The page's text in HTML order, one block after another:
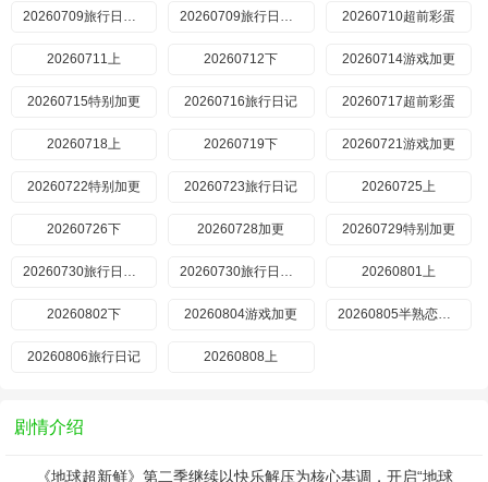
20260709旅行日记上 20260709旅行日记下 20260710超前彩蛋
20260711上 20260712下 20260714游戏加更
20260715特别加更 20260716旅行日记 20260717超前彩蛋
20260718上 20260719下 20260721游戏加更
20260722特别加更 20260723旅行日记 20260725上
20260726下 20260728加更 20260729特别加更
20260730旅行日记上 20260730旅行日记下 20260801上
20260802下 20260804游戏加更 20260805半熟恋人5特别联动
20260806旅行日记 20260808上
剧情介绍
《地球超新鲜》第二季继续以快乐解压为核心基调，开启“地球